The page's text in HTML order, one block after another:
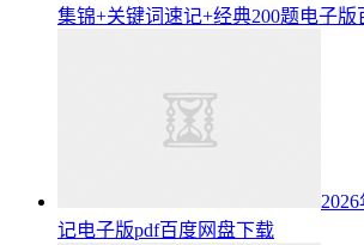
集锦+关键词速记+经典200题电子版
记电子版pdf百度网盘下载